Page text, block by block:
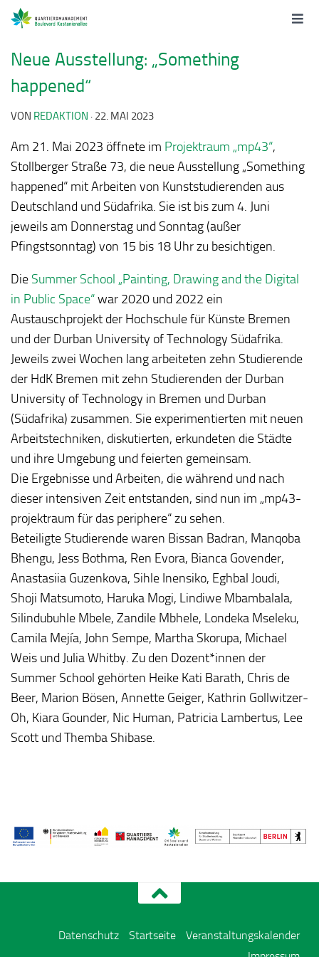
Neue Ausstellung: „Something
happened“
VON REDAKTION · 22. MAI 2023
Am 21. Mai 2023 öffnete im Projektraum „mp43“,
Stollberger Straße 73, die neue Ausstellung „Something
happened“ mit Arbeiten von Kunststudierenden aus
Deutschland und Südafrika. Sie ist bis zum 4. Juni
jeweils am Donnerstag und Sonntag (außer
Pfingstsonntag) von 15 bis 18 Uhr zu besichtigen.
Die Summer School „Painting, Drawing and the Digital
in Public Space“war 2020 und 2022 ein
Austauschprojekt der Hochschule für Künste Bremen
und der Durban University of Technology Südafrika.
Jeweils zwei Wochen lang arbeiteten zehn Studierende
der HdK Bremen mit zehn Studierenden der Durban
University of Technology in Bremen und Durban
(Südafrika) zusammen. Sie experimentierten mit neuen
Arbeitstechniken, diskutierten, erkundeten die Städte
und ihre Umgebung und feierten gemeinsam.
Die Ergebnisse und Arbeiten, die während und nach
dieser intensiven Zeit entstanden, sind nun im „mp43-
projektraum für das periphere“ zu sehen.
Beteiligte Studierende waren Bissan Badran, Manqoba
Bhengu, Jess Bothma, Ren Evora, Bianca Govender,
Anastasiia Guzenkova, Sihle Inensiko, Eghbal Joudi,
Shoji Matsumoto, Haruka Mogi, Lindiwe Mbambalala,
Silindubuhle Mbele, Zandile Mbhele, Londeka Mseleku,
Camila Mejía, John Sempe, Martha Skorupa, Michael
Weis und Julia Whitby. Zu den Dozent*innen der
Summer School gehörten Heike Kati Barath, Chris de
Beer, Marion Bösen, Annette Geiger, Kathrin Gollwitzer-
Oh, Kiara Gounder, Nic Human, Patricia Lambertus, Lee
Scott und Themba Shibase.
Veranstaltungskalender
Startseite
Datenschutz